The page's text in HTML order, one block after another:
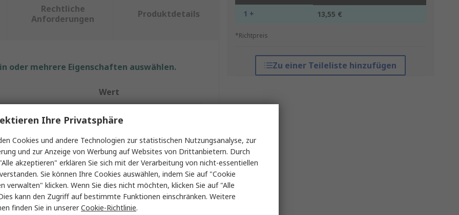
1 + 13,55 €
*Richtpreis
Zu einer Teileliste hinzufügen
Rechtliche
Anforderungen
Produktdetails
oder mehrere Eigenschaften auswählen.
Wert
3m
USB Typ A
USB Typ A
Ihre Privatsphäre
Cookies und andere Technologien zur statistischen Nutzungsanalyse, zur
und zur Anzeige von Werbung auf Websites von Drittanbietern. Durch
akzeptieren" erklären Sie sich mit der Verarbeitung von nicht-essentiellen
Sie können Ihre Cookies auswählen, indem Sie auf "Cookie
verwalten" klicken. Wenn Sie dies nicht möchten, klicken Sie auf "Alle
kann den Zugriff auf bestimmte Funktionen einschränken. Weitere
finden Sie in unsererCookie-Richtlinie.